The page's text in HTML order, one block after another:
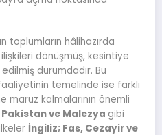
toplumların hâlihazırda
dönüşmüş, kesintiye
durumdadır. Bu
temelinde ise farklı
kalmalarının önemli
ve Malezya gibi
İngiliz; Fas, Cezayir ve